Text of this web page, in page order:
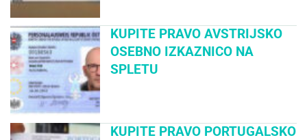
KUPITE PRAVO AVSTRIJSKO
OSEBNO IZKAZNICO NA
SPLETU
KUPITE PRAVO PORTUGALSKO